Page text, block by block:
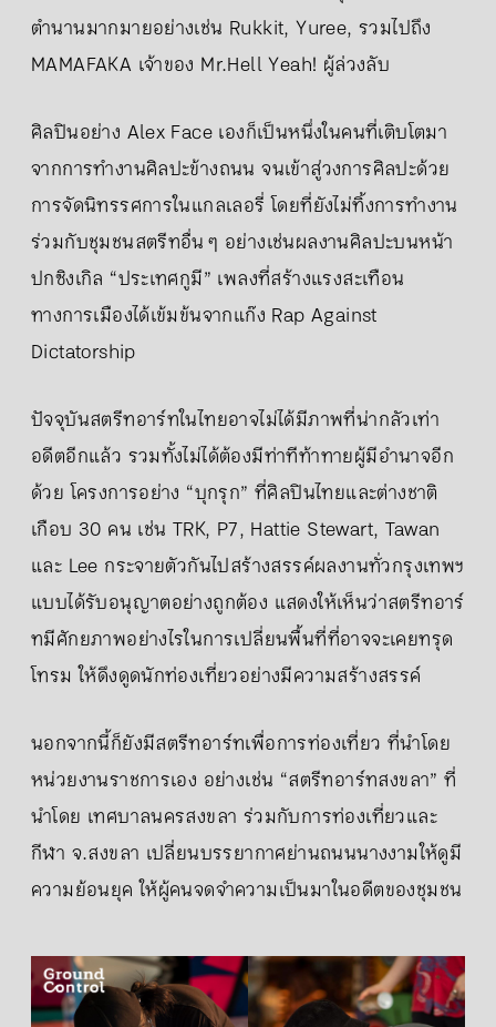
ตำนานมากมายอย่างเช่น Rukkit, Yuree, รวมไปถึง
MAMAFAKA เจ้าของ Mr.Hell Yeah! ผู้ล่วงลับ
ศิลปินอย่าง Alex Face เองก็เป็นหนึ่งในคนที่เติบโตมา
จากการทำงานศิลปะข้างถนน จนเข้าสู่วงการศิลปะด้วย
การจัดนิทรรศการในแกลเลอรี่ โดยที่ยังไม่ทิ้งการทำงาน
ร่วมกับชุมชนสตรีทอื่น ๆ อย่างเช่นผลงานศิลปะบนหน้า
ปกซิงเกิล “ประเทศกูมี” เพลงที่สร้างแรงสะเทือน
ทางการเมืองได้เข้มข้นจากแก๊ง Rap Against
Dictatorship
ปัจจุบันสตรีทอาร์ทในไทยอาจไม่ได้มีภาพที่น่ากลัวเท่า
อดีตอีกแล้ว รวมทั้งไม่ได้ต้องมีท่าทีท้าทายผู้มีอำนาจอีก
ด้วย โครงการอย่าง “บุกรุก” ที่ศิลปินไทยและต่างชาติ
เกือบ 30 คน เช่น TRK, P7, Hattie Stewart, Tawan
และ Lee กระจายตัวกันไปสร้างสรรค์ผลงานทั่วกรุงเทพฯ
แบบได้รับอนุญาตอย่างถูกต้อง แสดงให้เห็นว่าสตรีทอาร์
ทมีศักยภาพอย่างไรในการเปลี่ยนพื้นที่ที่อาจจะเคยทรุด
โทรม ให้ดึงดูดนักท่องเที่ยวอย่างมีความสร้างสรรค์
นอกจากนี้ก็ยังมีสตรีทอาร์ทเพื่อการท่องเที่ยว ที่นำโดย
หน่วยงานราชการเอง อย่างเช่น “สตรีทอาร์ทสงขลา” ที่
นำโดย เทศบาลนครสงขลา ร่วมกับการท่องเที่ยวและ
กีฬา จ.สงขลา เปลี่ยนบรรยากาศย่านถนนนางงามให้ดูมี
ความย้อนยุค ให้ผู้คนจดจำความเป็นมาในอดีตของชุมชน